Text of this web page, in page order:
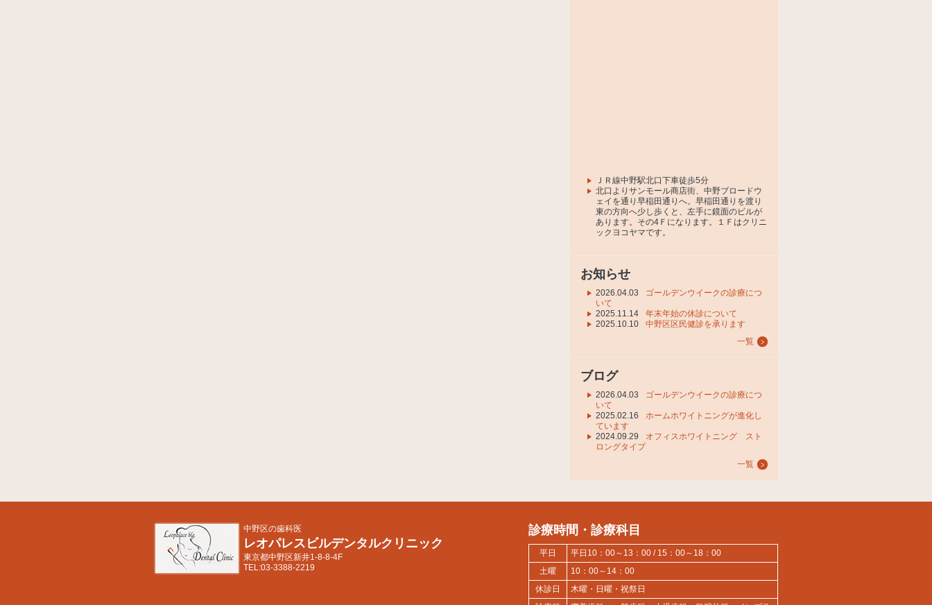
ＪＲ線中野駅北口下車徒歩5分
北口よりサンモール商店街、中野ブロードウ
ェイを通り早稲田通りへ。早稲田通りを渡り
東の方向へ少し歩くと、左手に鏡面のビルが
あります。その4Ｆになります。１Ｆはクリニ
ックヨコヤマです。
お知らせ
2026.04.03
ゴールデンウイークの診療につ
いて
2025.11.14
年末年始の休診について
2025.10.10
中野区区民健診を承ります
一覧
ブログ
2026.04.03
ゴールデンウイークの診療につ
いて
2025.02.16
ホームホワイトニングが進化し
ています
2024.09.29
オフィスホワイトニング スト
ロングタイプ
一覧
中野区の歯科医
レオパレスビルデンタルクリニック
東京都中野区新井1-8-8-4F
TEL:03-3388-2219
診療時間・診療科目
平日
平日10：00～13：00 / 15：00～18：00
土曜
10：00～14：00
休診日
木曜・日曜・祝祭日